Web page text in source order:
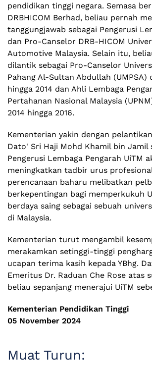
pendidikan tinggi negara. Semasa
DRBHICOM Berhad, beliau pernah
tanggungjawab sebagai Pengerusi
dan Pro-Canselor DRB-HICOM
Automotive Malaysia. Selain itu,
dilantik sebagai Pro-Canselor
Pahang Al-Sultan Abdullah (UMPSA)
hingga 2014 dan Ahli Lembaga
Pertahanan Nasional Malaysia
2014 hingga 2016.
Kementerian yakin dengan pelantikan
Dato' Sri Haji Mohd Khamil bin Jamil
Pengerusi Lembaga Pengarah UiTM
meningkatkan tadbir urus
perencanaan baharu melibatkan
berkepentingan bagi memperkukuh
berdaya saing sebagai sebuah
di Malaysia.
Kementerian turut mengambil
merakamkan setinggi-tinggi
ucapan terima kasih kepada YBhg.
Emeritus Dr. Raduan Che Rose atas
beliau sepanjang menerajui UiTM
Kementerian Pendidikan Tinggi
05 November 2024
Muat Turun: